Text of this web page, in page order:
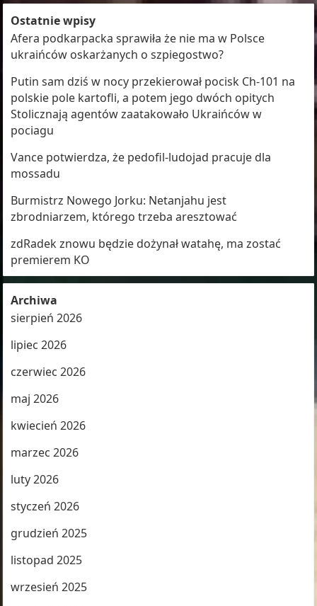
Ostatnie wpisy
Afera podkarpacka sprawiła że nie ma w Polsce
ukraińców oskarżanych o szpiegostwo?
Putin sam dziś w nocy przekierował pocisk Ch-101 na
polskie pole kartofli, a potem jego dwóch opitych
Stolicznają agentów zaatakowało Ukraińców w
pociagu
Vance potwierdza, że pedofil-ludojad pracuje dla
mossadu
Burmistrz Nowego Jorku: Netanjahu jest
zbrodniarzem, którego trzeba aresztować
zdRadek znowu będzie dożynał watahę, ma zostać
premierem KO
Archiwa
sierpień 2026
lipiec 2026
czerwiec 2026
maj 2026
kwiecień 2026
marzec 2026
luty 2026
styczeń 2026
grudzień 2025
listopad 2025
wrzesień 2025